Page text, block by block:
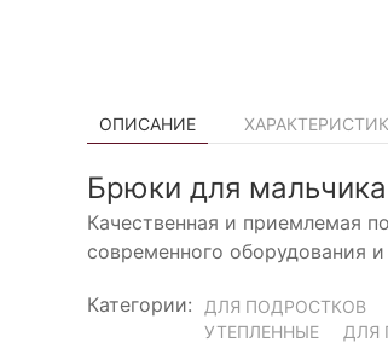
ОПИСАНИЕ
Брюки для
Качественная и приемлемая
современного оборудования
Категории: ДЛЯ ПОДРОСТКОВ
УТЕПЛЕННЫЕ
ДЛЯ